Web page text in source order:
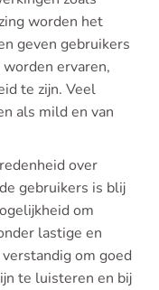
worden het
geven gebruikers
ervaren,
te zijn. Veel
als mild en van
over
gebruikers is blij
om
lastige en
om goed
te luisteren en bij